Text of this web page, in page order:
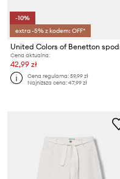
-10%
extra -5% z kodem: OFF*
Cena aktualna:
42,99 zł
Cena regularna:59,99 zł
Najniższa cena:47,99 zł